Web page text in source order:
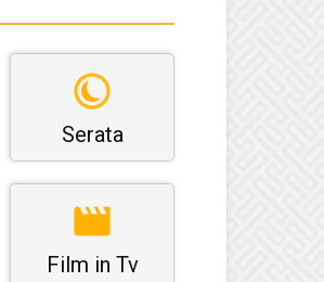
Serata
Film in Tv